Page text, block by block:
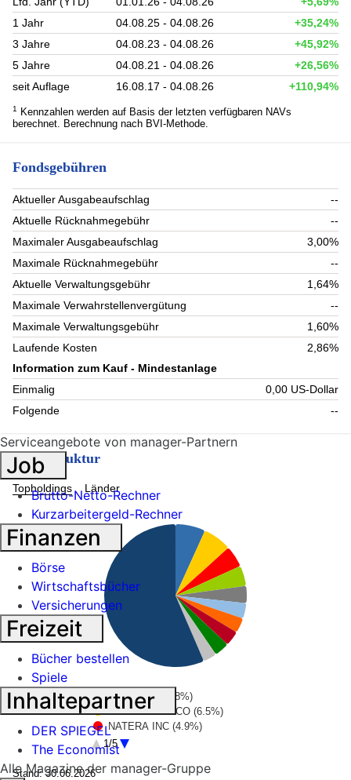
1 Jahr
04.08.25 - 04.08.26
+35,24%
3 Jahre
04.08.23 - 04.08.26
+45,92%
5 Jahre
04.08.21 - 04.08.26
+26,56%
seit Auflage
16.08.17 - 04.08.26 +110,94%
1
Kennzahlen werden auf Basis der letzten verfügbaren NAVs
berechnet. Berechnung nach BVI-Methode.
Fondsgebühren
Aktueller Ausgabeaufschlag
--
Aktuelle Rücknahmegebühr
--
Maximaler Ausgabeaufschlag
3,00%
Maximale Rücknahmegebühr
--
Aktuelle Verwaltungsgebühr
1,64%
Maximale Verwahrstellenvergütung
--
Maximale Verwaltungsgebühr
1,60%
Laufende Kosten
2,86%
Information zum Kauf - Mindestanlage
Einmalig
0,00 US-Dollar
Folgende
--
Fondsstruktur
Topholdings Länder
Abbvie Inc. (6.8%)
ELI LILLY and CO (6.5%)
NATERA INC (4.9%)
Johnson + Johnson (4.6%)
Thermo Fisher Scientific (3.9%)
Merck & co inc (3.5%)
1/5
Stand: 30.06.2026
Serviceangebote von manager-Partnern
Job
Brutto-Netto-Rechner
Kurzarbeitergeld-Rechner
Finanzen
Börse
Wirtschaftsbücher
Versicherungen
Freizeit
Bücher bestellen
Spiele
Inhaltepartner
DER SPIEGEL
The Economist
Alle Magazine der manager-Gruppe